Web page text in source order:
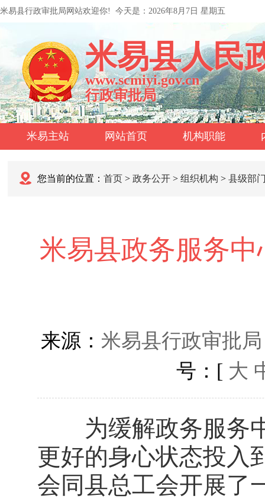
米易县行政审批局网站欢迎你! 今天是： 2026年8月7日 星期五
米易县人民
www.scmiyi.gov.cn
行政审批局
米易主站 网站首页 机构职能
您当前的位置： 首页 > 政务公开 > 组织机构 > 县级部
米易县政务服务
来源： 米易县行政审批局
号：[ 大
为缓解政务服务中
更好的身心状态投入
会同县总工会开展了